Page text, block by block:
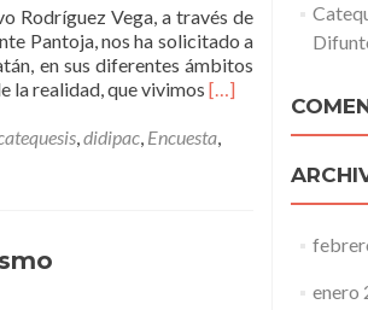
Rodríguez Vega, a través de
Pantoja, nos ha solicitado a
en sus diferentes ámbitos
la realidad, que vivimos Leer
másEncuesta
Diocesana
Catequesis
[…]
,didipac, Encuesta,
enero